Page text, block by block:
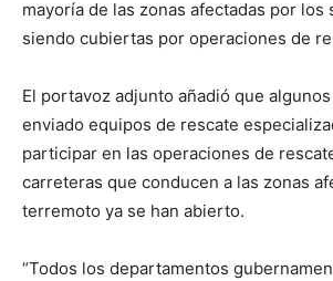
mayoría de las zonas afectadas por los
siendo cubiertas por operaciones de
El portavoz adjunto añadió que
enviado equipos de rescate
participar en las operaciones de
carreteras que conducen a las zonas
terremoto ya se han abierto.
“Todos los departamentos